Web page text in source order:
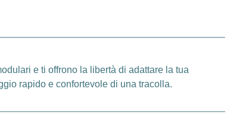
e ti offrono la libertà di adattare la tua
rapido e confortevole di una tracolla.